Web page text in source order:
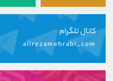
کانال تلگرام
alirezamehrabi_com